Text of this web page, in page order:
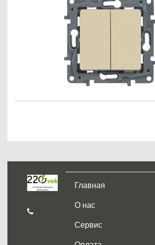
Главная
О нас
Сервис